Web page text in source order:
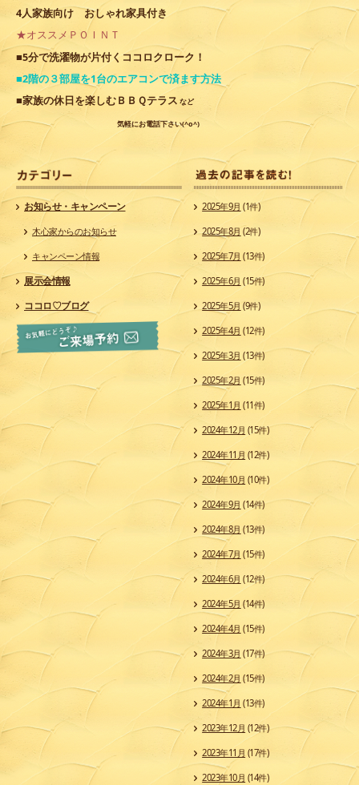
4人家族向け おしゃれ家具付き
★オススメＰＯＩＮＴ
■5分で洗濯物が片付くココロクローク ！
■2階の３部屋を1台のエアコンで済ます方法
■家族の休日を楽しむＢＢＱテラス など
気軽にお電話下さい(^o^)
お知らせ・キャンペーン
木心家からのお知らせ
キャンペーン情報
展示会情報
ココロ♡ブログ
2025年9月 (1件)
2025年8月 (2件)
2025年7月 (13件)
2025年6月 (15件)
2025年5月 (9件)
2025年4月 (12件)
2025年3月 (13件)
2025年2月 (15件)
2025年1月 (11件)
2024年12月 (15件)
2024年11月 (12件)
2024年10月 (10件)
2024年9月 (14件)
2024年8月 (13件)
2024年7月 (15件)
2024年6月 (12件)
2024年5月 (14件)
2024年4月 (15件)
2024年3月 (17件)
2024年2月 (15件)
2024年1月 (13件)
2023年12月 (12件)
2023年11月 (17件)
2023年10月 (14件)